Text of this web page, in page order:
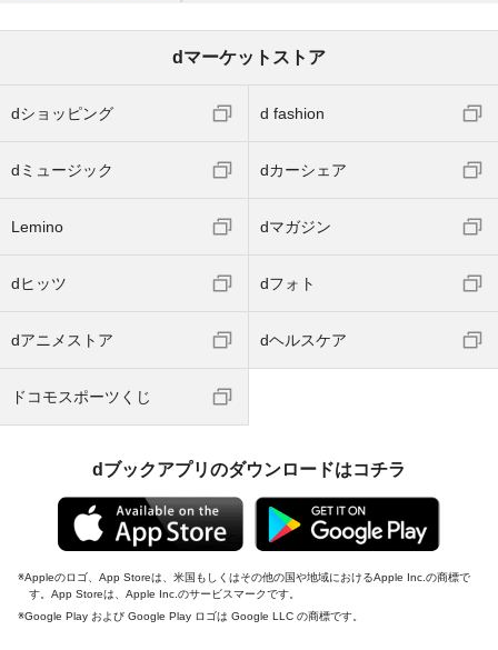
dマーケットストア
dショッピング d fashion
dミュージック dカーシェア
Lemino dマガジン
dヒッツ dフォト
dアニメストア dヘルスケア
ドコモスポーツくじ
dブックアプリのダウンロードはコチラ
Appleのロゴ、App Storeは、米国もしくはその他の国や地域におけるApple Inc.の商標で
す。App Storeは、Apple Inc.のサービスマークです。
Google Play および Google Play ロゴは Google LLC の商標です。